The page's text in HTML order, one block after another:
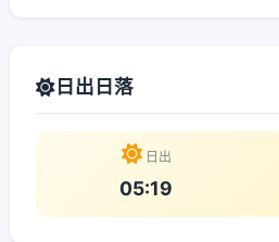
日出日落
日出
05:19